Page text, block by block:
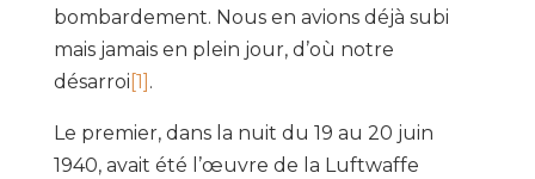
bombardement. Nous en avions déjà subi
mais jamais en plein jour, d’où notre
désarroi [1] .
Le premier, dans la nuit du 19 au 20 juin
1940, avait été l’œuvre de la Luftwaffe